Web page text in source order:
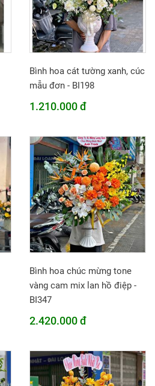
Bình hoa cát tường xanh, cúc
mẫu đơn - BI198
1.210.000 đ
Bình hoa chúc mừng tone
vàng cam mix lan hồ điệp -
BI347
2.420.000 đ